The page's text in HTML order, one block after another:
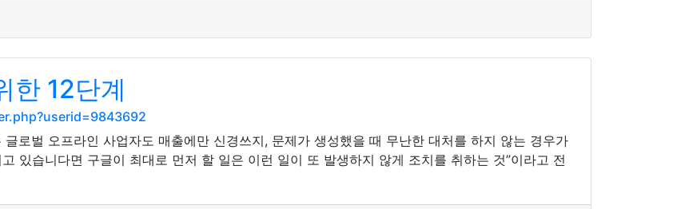
한 12단계
로벌 오프라인 사업자도 매출에만 신경쓰지, 문제가 생성했을 때 무난한 대처를 하지 않는 경우가
있습니다면 구글이 최대로 먼저 할 일은 이런 일이 또 발생하지 않게 조치를 취하는 것”이라고 전